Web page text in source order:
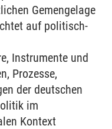
Gemengelage
auf politisch-
Instrumente und
Prozesse,
der deutschen
im
Kontext